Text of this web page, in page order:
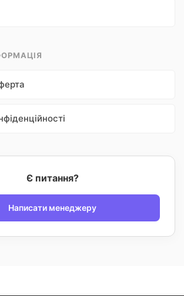
Є питання?
Написати менеджеру